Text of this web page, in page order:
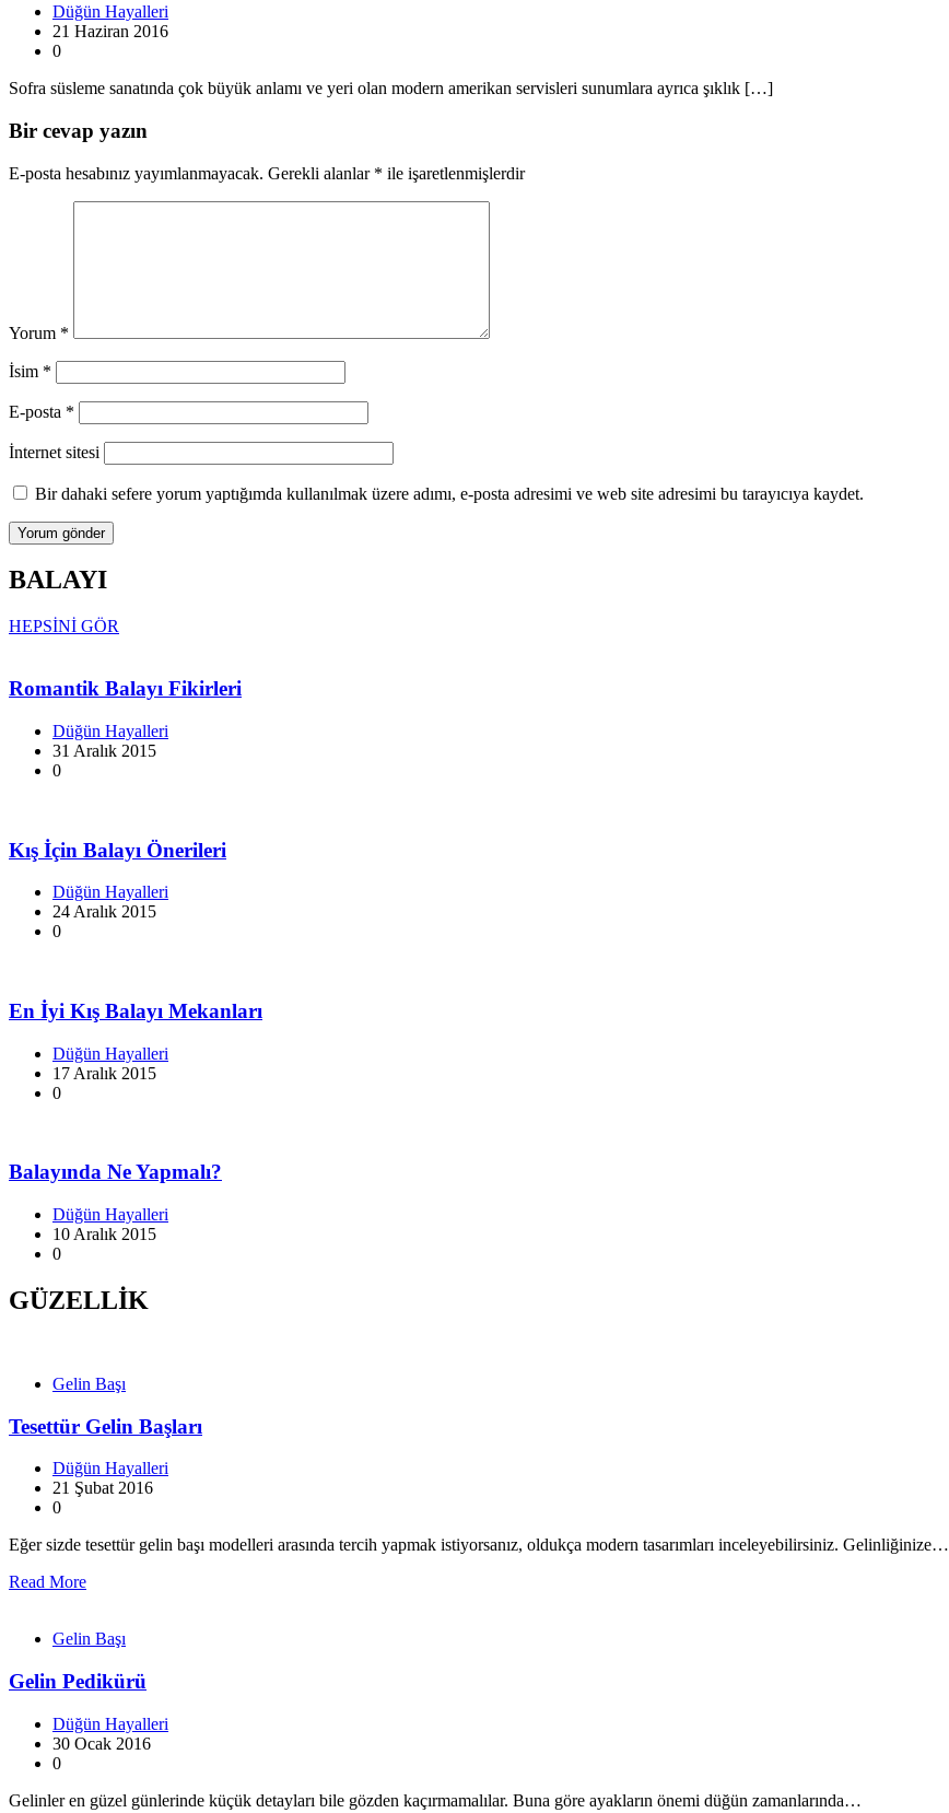
Düğün Hayalleri
21 Haziran 2016
0
Sofra süsleme sanatında çok büyük anlamı ve yeri olan modern amerikan servisleri sunumlara ayrıca şıklık […]
Bir cevap yazın
E-posta hesabınız yayımlanmayacak. Gerekli alanlar * ile işaretlenmişlerdir
Yorum *
İsim *
E-posta *
İnternet sitesi
Bir dahaki sefere yorum yaptığımda kullanılmak üzere adımı, e-posta adresimi ve web site adresimi bu tarayıcıya kaydet.
BALAYI
HEPSİNİ GÖR
Romantik Balayı Fikirleri
Düğün Hayalleri
31 Aralık 2015
0
Kış İçin Balayı Önerileri
Düğün Hayalleri
24 Aralık 2015
0
En İyi Kış Balayı Mekanları
Düğün Hayalleri
17 Aralık 2015
0
Balayında Ne Yapmalı?
Düğün Hayalleri
10 Aralık 2015
0
GÜZELLİK
Gelin Başı
Tesettür Gelin Başları
Düğün Hayalleri
21 Şubat 2016
0
Eğer sizde tesettür gelin başı modelleri arasında tercih yapmak istiyorsanız, oldukça modern tasarımları inceleyebilirsiniz. Gelinliğinize…
Read More
Gelin Başı
Gelin Pedikürü
Düğün Hayalleri
30 Ocak 2016
0
Gelinler en güzel günlerinde küçük detayları bile gözden kaçırmamalılar. Buna göre ayakların önemi düğün zamanlarında…